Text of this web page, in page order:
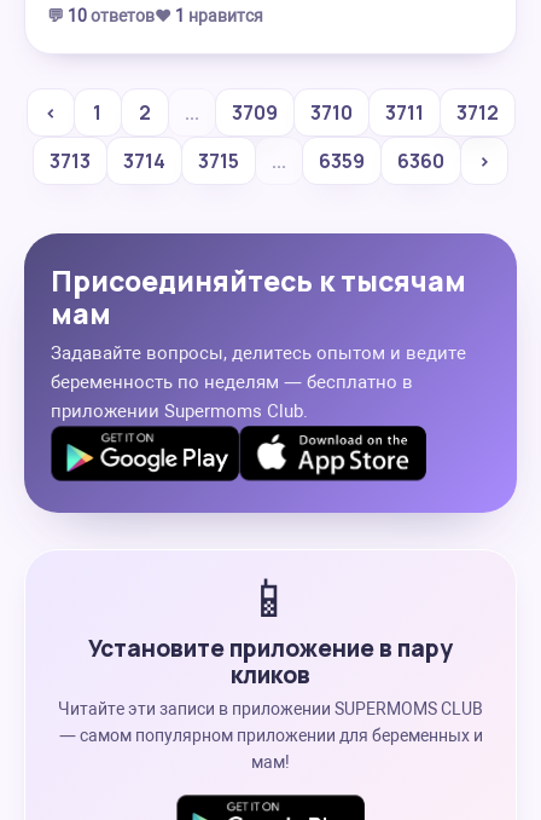
💬 10ответов❤️ 1 нравится
‹ 1 2 ... 3709 3710 3711
3712
3713
3714 3715 ... 6359 6360 ›
Присоединяйтесь к тысячам
мам
Задавайте вопросы, делитесь опытом и ведите
беременность по неделям — бесплатно в
приложении Supermoms Club.
📱
Установите приложение в пару
кликов
Читайте эти записи в приложении SUPERMOMS CLUB
— самом популярном приложении для беременных и
мам!